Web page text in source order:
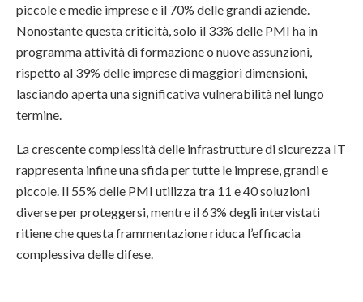
piccole e medie imprese e il 70% delle grandi aziende.
Nonostante questa criticità, solo il 33% delle PMI ha in
programma attività di formazione o nuove assunzioni,
rispetto al 39% delle imprese di maggiori dimensioni,
lasciando aperta una significativa vulnerabilità nel lungo
termine.
La crescente complessità delle infrastrutture di sicurezza IT
rappresenta infine una sfida per tutte le imprese, grandi e
piccole. Il 55% delle PMI utilizza tra 11 e 40 soluzioni
diverse per proteggersi, mentre il 63% degli intervistati
ritiene che questa frammentazione riduca l’efficacia
complessiva delle difese.